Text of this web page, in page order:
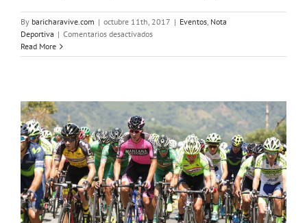
By baricharavive.com | octubre 11th, 2017 | Eventos, Nota
Deportiva | Comentarios desactivadosen
Ciclopaseo
Read More